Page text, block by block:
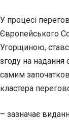
У процесі
Європейського
Угорщиною,
згоду на надання
самим
кластера
– зазначає